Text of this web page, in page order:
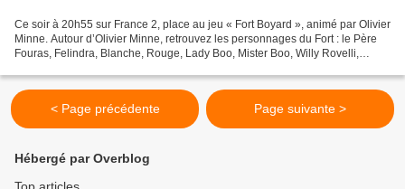
Ce soir à 20h55 sur France 2, place au jeu « Fort Boyard », animé par Olivier
Minne. Autour d’Olivier Minne, retrouvez les personnages du Fort : le Père
Fouras, Felindra, Blanche, Rouge, Lady Boo, Mister Boo, Willy Rovelli,
< Page précédente Page suivante >
Hébergé par Overblog